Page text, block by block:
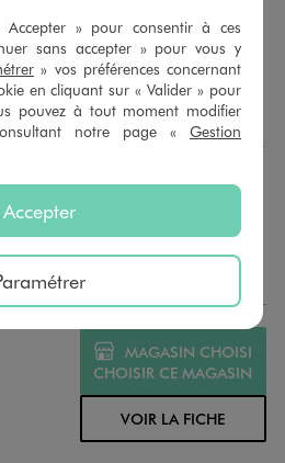
des cartes cadeaux GÉMO d’un
10€ et 150€. Les cartes cadeau
1 an, utilisables en plusieurs fois, pour
pour toutes les occasions.
MAGASIN CHOISI
CHOISIR CE MAGASIN
VOIR LA FICHE
» pour consentir à ces
sans accepter » pour vous y
» vos préférences concernant
en cliquant sur « Valider » pour
pouvez à tout moment modifier
notre page « Gestion
Accepter